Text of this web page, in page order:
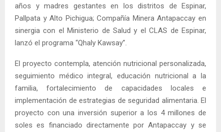
años y madres gestantes en los distritos de Espinar,
Pallpata y Alto Pichigua; Compañía Minera Antapaccay en
sinergia con el Ministerio de Salud y el CLAS de Espinar,
lanzó el programa “Qhaly Kawsay”.
El proyecto contempla, atención nutricional personalizada,
seguimiento médico integral, educación nutricional a la
familia, fortalecimiento de capacidades locales e
implementación de estrategias de seguridad alimentaria. El
proyecto con una inversión superior a los 4 millones de
soles es financiado directamente por Antapaccay y se